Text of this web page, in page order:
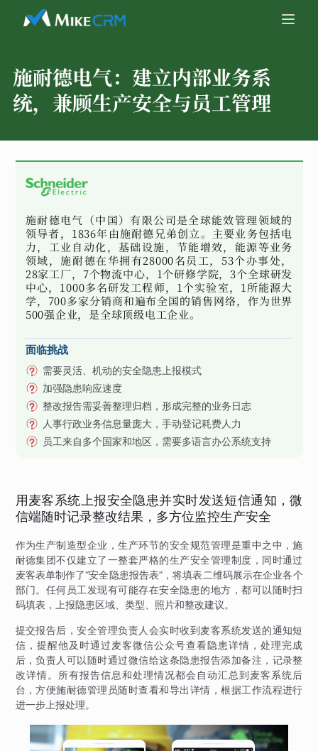
施耐德电气： 建立内部业务系
统，兼顾生产安全与员工管理
施耐德电气（中国）有限公司是全球能效管理领域的
领导者，1836年由施耐德兄弟创立。主要业务包括电
力，工业自动化，基础设施，节能增效，能源等业务
领域，施耐德在华拥有28000名员工，53个办事处，
28家工厂，7个物流中心，1个研修学院，3个全球研发
中心，1000多名研发工程师，1个实验室，1所能源大
学，700多家分销商和遍布全国的销售网络，作为世界
500强企业，是全球顶级电工企业。
面临挑战
需要灵活、机动的安全隐患上报模式
加强隐患响应速度
整改报告需妥善整理归档，形成完整的业务日志
人事行政业务信息量庞大，手动登记耗费人力
员工来自多个国家和地区，需要多语言办公系统支持
用麦客系统上报安全隐患并实时发送短信通知，微
信端随时记录整改结果，多方位监控生产安全
作为生产制造型企业，生产环节的安全规范管理是重中之中，施
耐德集团不仅建立了一整套严格的生产安全管理制度，同时通过
麦客表单制作了“安全隐患报告表”，将填表二维码展示在企业各个
部门。任何员工发现有可能存在安全隐患的地方，都可以随时扫
码填表，上报隐患区域、类型、照片和整改建议。
提交报告后，安全管理负责人会实时收到麦客系统发送的通知短
信，提醒他及时通过麦客微信公众号查看隐患详情，处理完成
后，负责人可以随时通过微信给这条隐患报告添加备注，记录整
改详情。所有报告信息和处理情况都会自动汇总到麦客系统后
台，方便施耐德管理员随时查看和导出详情，根据工作流程进行
进一步上报处理。